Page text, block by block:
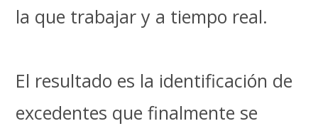
la que trabajar y a tiempo real.
El resultado es la identificación de
excedentes que finalmente se